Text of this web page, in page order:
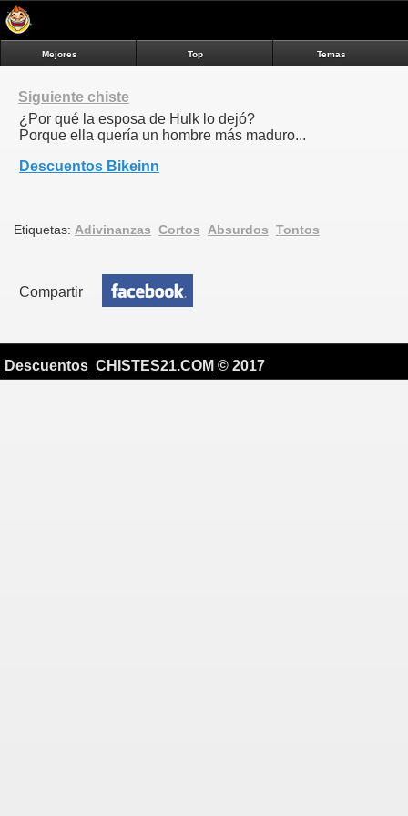
Mejores Top Temas
Siguiente chiste
¿Por qué la esposa de Hulk lo dejó?
Porque ella quería un hombre más maduro...
Descuentos Bikeinn
Etiquetas: Adivinanzas Cortos Absurdos Tontos
Compartir
Descuentos CHISTES21.COM © 2017